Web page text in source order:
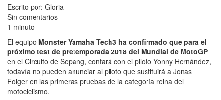
Escrito por: Gloria
Sin comentarios
1 minuto
El equipo Monster Yamaha Tech3 ha confirmado que para el
próximo test de pretemporada 2018 del Mundial de MotoGP
en el Circuito de Sepang, contará con el piloto Yonny Hernández,
todavía no pueden anunciar al piloto que sustituirá a Jonas
Folger en las primeras pruebas de la categoría reina del
motociclismo.